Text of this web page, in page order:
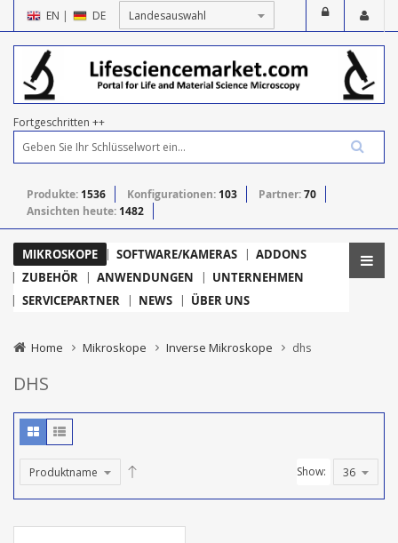
EN | DE
Fortgeschritten ++
Produkte: 1536 Konfigurationen: 103 Partner:70
Ansichten heute: 1482
MIKROSKOPE SOFTWARE/KAMERAS
ADDONS
ZUBEHÖR
ANWENDUNGEN
UNTERNEHMEN
SERVICEPARTNER
NEWS ÜBER UNS
Home Mikroskope Inverse Mikroskope dhs
DHS
Show: